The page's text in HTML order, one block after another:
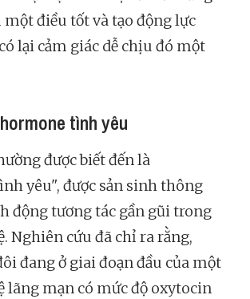
một điều tốt và tạo động lực
lại cảm giác dễ chịu đó một
tình yêu
được biết đến là
yêu", được sản sinh thông
động tương tác gần gũi trong
Nghiên cứu đã chỉ ra rằng,
đang ở giai đoạn đầu của một
lãng mạn có mức độ oxytocin